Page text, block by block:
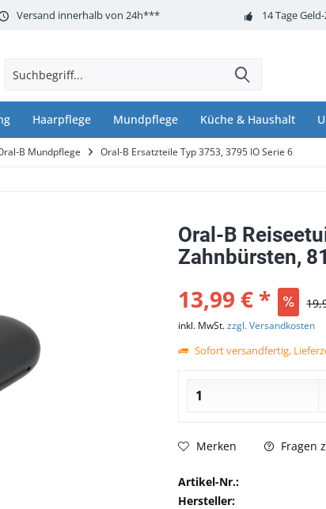
Versand innerhalb von 24h*** 14 Tage
Haarpflege Mundpflege Küche & Haushalt
B Mundpflege Oral-B Ersatzteile Typ 3753, 3795 IO Serie 6
Oral-B
Zahnbürsten,
13,99 € *
inkl. MwSt.zzgl. Versandkosten
Sofort versandfertig,
Merken Fragen
Artikel-Nr.:
Hersteller: